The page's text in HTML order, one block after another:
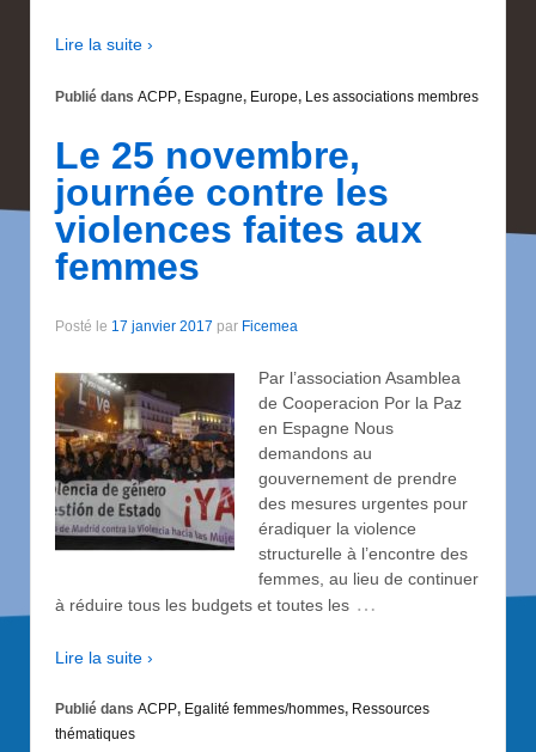
Lire la suite ›
Publié dans ACPP, Espagne, Europe, Les associations membres
Le 25 novembre,
journée contre les
violences faites aux
femmes
Posté le 17 janvier 2017 par Ficemea
Par l’association Asamblea
de Cooperacion Por la Paz
en Espagne Nous
demandons au
gouvernement de prendre
des mesures urgentes pour
éradiquer la violence
structurelle à l’encontre des
femmes, au lieu de continuer
à réduire tous les budgets et toutes les …
Lire la suite ›
Publié dans ACPP, Egalité femmes/hommes, Ressources
thématiques